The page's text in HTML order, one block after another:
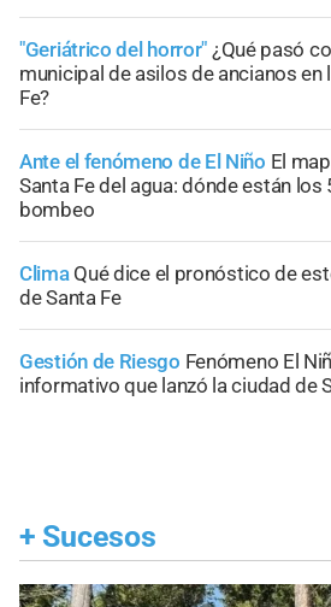
"Geriátrico del horror" ¿Qué pasó
municipal de asilos de ancianos en
Fe?
Ante el fenómeno de El Niño El
Santa Fe del agua: dónde están
bombeo
Clima Qué dice el pronóstico de
de Santa Fe
Gestión de Riesgo Fenómeno El
informativo que lanzó la ciudad de
+ Sucesos